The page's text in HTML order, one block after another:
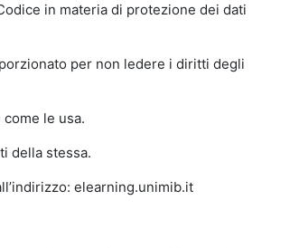
in materia di protezione dei dati
per non ledere i diritti degli
le usa.
della stessa.
elearning.unimib.it